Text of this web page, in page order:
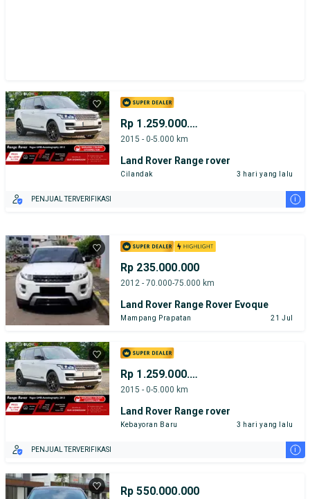
Rp 1.259.000.000
2015 - 0-5.000 km
Land Rover Range rover
Cilandak 3 hari yang lalu
PENJUAL TERVERIFIKASI i
Rp 235.000.000
2012 - 70.000-75.000 km
Land Rover Range Rover Evoque
Mampang Prapatan 21 Jul
Rp 1.259.000.000
2015 - 0-5.000 km
Land Rover Range rover
Kebayoran Baru 3 hari yang lalu
PENJUAL TERVERIFIKASI i
Rp 550.000.000